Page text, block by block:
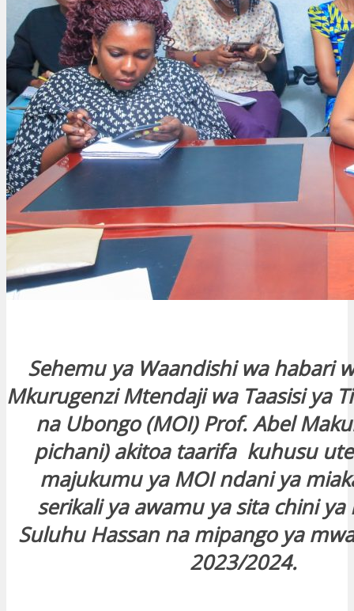
Sehemu ya Waandishi wa habari
Mkurugenzi Mtendaji wa Taasisi ya
na Ubongo (MOI) Prof. Abel
pichani) akitoa taarifa kuhusu
majukumu ya MOI ndani ya
serikali ya awamu ya sita chini ya
Suluhu Hassan na mipango ya
2023/2024.